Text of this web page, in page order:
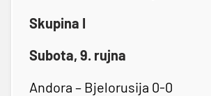
Skupina I
Subota, 9. rujna
Andora – Bjelorusija 0-0